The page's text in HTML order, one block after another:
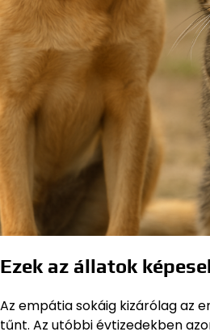
Ezek az állatok
Az empátia sokáig kizárólag az
tűnt. Az utóbbi évtizedekben